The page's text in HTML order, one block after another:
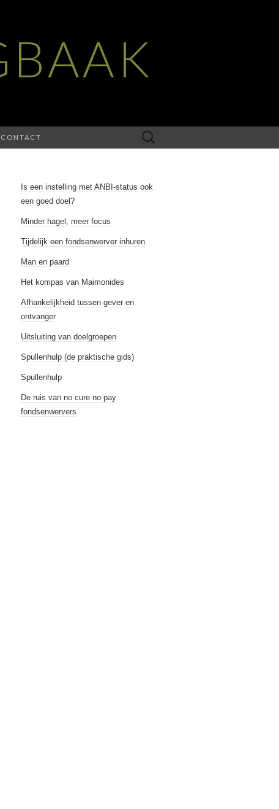
CONTACT
Zoeken
naar:
Is een instelling met ANBI-status ook
een goed doel?
Minder hagel, meer focus
Tijdelijk een fondsenwerver inhuren
Man en paard
Het kompas van Maimonides
Afhankelijkheid tussen gever en
ontvanger
Uitsluiting van doelgroepen
Spullenhulp (de praktische gids)
Spullenhulp
De ruis van no cure no pay
fondsenwervers